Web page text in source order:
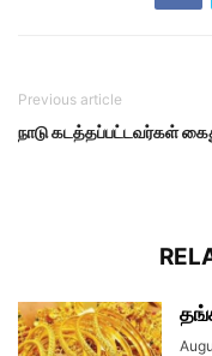
Previous article
நாடு கடத்தப்பட்டவர்கள்